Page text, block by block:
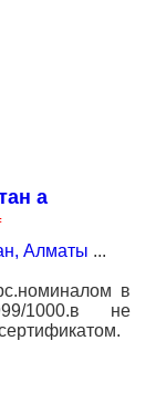
а
Алматы ...
в
1000.в не